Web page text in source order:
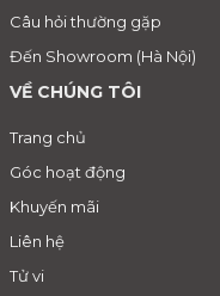
Câu hỏi thường gặp
Đến Showroom (Hà Nội)
VỀ CHÚNG TÔI
Trang chủ
Góc hoạt động
Khuyến mãi
Liên hệ
Tử vi